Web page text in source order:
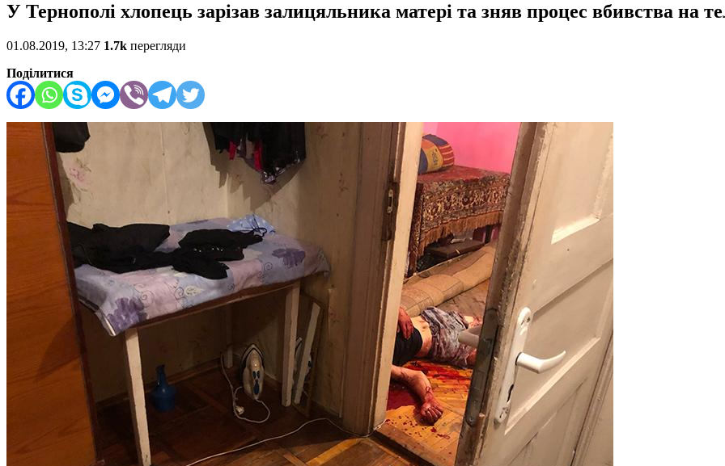
У Тернополі хлопець зарізав залицяльника матері та зняв процес вбивства на
01.08.2019, 13:27 1.7k перегляди
Поділитися